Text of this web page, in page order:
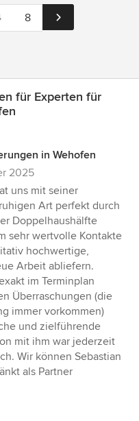
8
für Experten für
in Wehofen
2025
uns mit seiner
Art perfekt durch
Doppelhaushälfte
sehr wertvolle Kontakte
hochwertige,
Arbeit abliefern.
im Terminplan
Überraschungen (die
immer vorkommen)
und zielführende
mit ihm war jederzeit
Wir können Sebastian
als Partner